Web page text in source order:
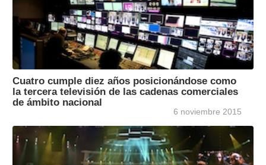
Cuatro cumple diez años posicionándose como
la tercera televisión de las cadenas comerciales
de ámbito nacional
6 noviembre 2015